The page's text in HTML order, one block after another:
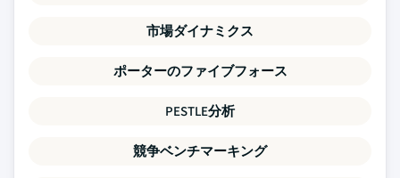
市場ダイナミクス
ポーターのファイブフォース
PESTLE分析
競争ベンチマーキング